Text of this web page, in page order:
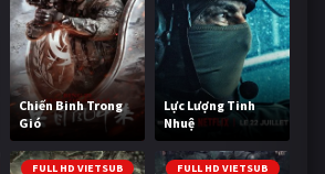
Chiến Binh Trong
Gió
Lực Lượng Tinh
Nhuệ
FULL HD VIETSUB FULL HD VIETSUB